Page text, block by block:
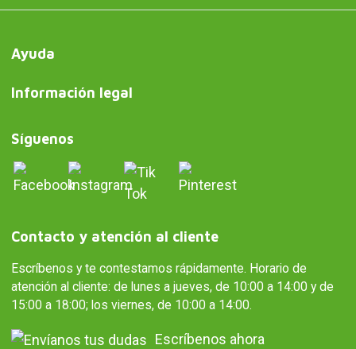
Ayuda
Información legal
Síguenos
Contacto y atención al cliente
Escríbenos y te contestamos rápidamente. Horario de
atención al cliente: de lunes a jueves, de 10:00 a 14:00 y de
15:00 a 18:00; los viernes, de 10:00 a 14:00.
Escríbenos ahora